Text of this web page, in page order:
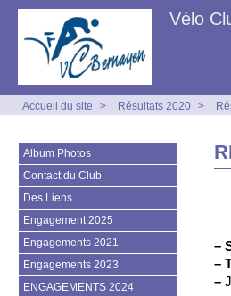
Vélo
Accueil du site > Résultats 2020 >
–
–
–
Album Photos
Contact du Club
Des Liens...
Engagement 2025
Engagements 2021
Engagements 2023
ENGAGEMENTS 2024